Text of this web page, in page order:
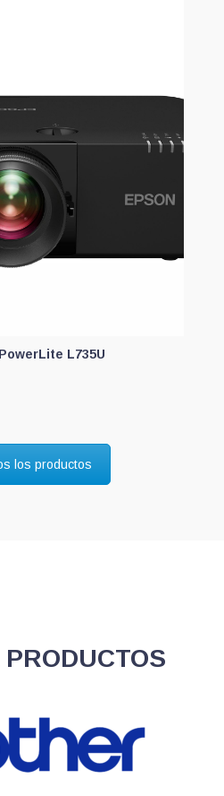
L735U
los productos